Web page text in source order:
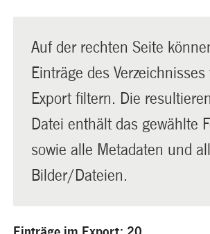
Auf der rechten Seite
Einträge des
Export filtern. Die
Datei enthält das gewählte
sowie alle Metadaten und
Bilder/Dateien.